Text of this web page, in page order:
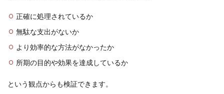
正確に処理されているか
無駄な支出がないか
より効率的な方法がなかったか
所期の目的や効果を達成しているか
という観点からも検証できます。